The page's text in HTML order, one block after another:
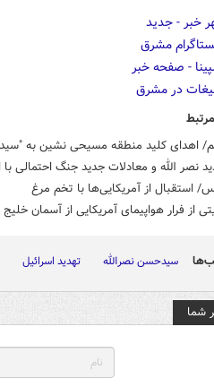
اهدای کلید منطقه مسیحی‌ نشین به
نصر الله و معادلات جدید جنگ احتمالی با
استقبال از آمریکایی‌ها با تخم مرغ
از فرار هواپیمای آمریکایی از آسمان
سیدحسن نصرالله تهدید اسرائیل
شما